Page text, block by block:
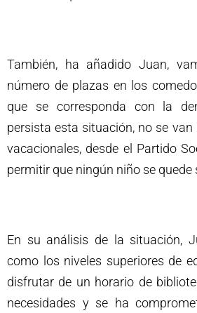
También, ha añadido Juan,
número de plazas en los
que se corresponda con la
persista esta situación, no se van
vacacionales, desde el Partido
permitir que ningún niño se quede
En su análisis de la situación,
como los niveles superiores de
disfrutar de un horario de
necesidades y se ha